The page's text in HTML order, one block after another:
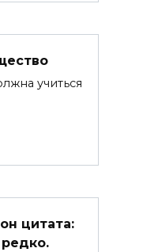
учиться
цитата: